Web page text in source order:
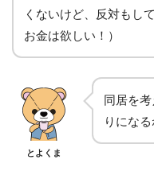
くないけど、反対もし
お金は欲しい！）
とよくま
同居を
りになる